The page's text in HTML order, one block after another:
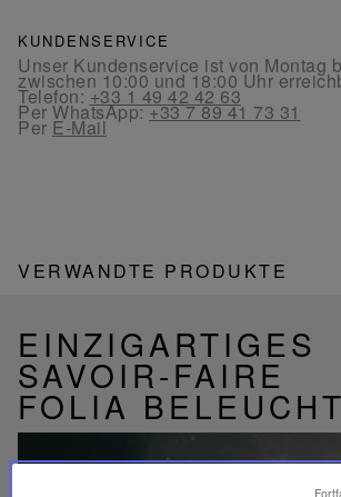
KUNDENSERVICE
Unser Kundenservice ist von Montag
zwischen 10:00 und 18:00 Uhr
Telefon:+33 1 49 42 42 63
Per WhatsApp:+33 7 89 41 73 31
Per E-Mail
VERWANDTE PRODUKTE
EINZIGARTIGES
SAVOIR-FAIRE
FOLIA